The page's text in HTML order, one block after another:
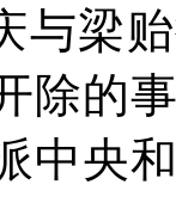
与梁
除的
中央